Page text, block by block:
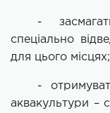
-
спеціально
для цього місцях;
-
аквакультури –